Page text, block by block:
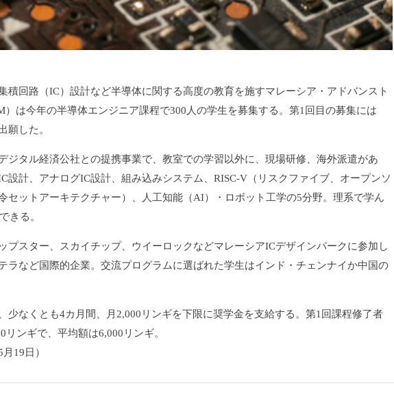
積回路（IC） 設計など半導体に関する高度の教育を施すマレーシア・ アドバンスト
は今年の半導体エンジニア課程で300人の学生を募集する。 第1回目の募集には
願した。
ジタル経済公社との提携事業で、 教室での学習以外に、現場研修、海外派遣があ
設計、アナログIC設計、 組み込みシステム、RISC-V（リスクファイブ、 オープンソ
セットアーキテクチャー）、
人工知能（AI）・ロボット工学の5分野。理系で学ん
きる。
プスター、スカイチップ、 ウイーロックなどマレーシアICデザインパークに参加し
ラなど国際的企業。 交流プログラムに選ばれた学生はインド・ チェンナイか中国の
少なくとも4カ月間、月2,000リンギを下限に奨学金を支給する。 第1回課程修了者
ンギで、 平均額は6,000リンギ。
19日）